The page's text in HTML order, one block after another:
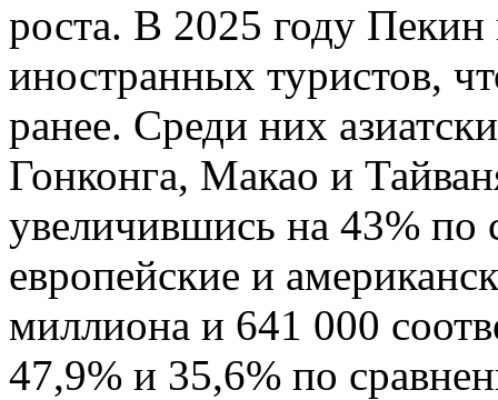
роста. В 2025 году
иностранных туристов,
ранее. Среди них
Гонконга, Макао и
увеличившись на 43%
европейские и
миллиона и 641 000
47,9% и 35,6% по